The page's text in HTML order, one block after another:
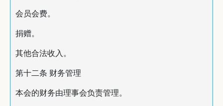
会员会费。
捐赠。
其他合法收入。
第十二条 财务管理
本会的财务由理事会负责管理。